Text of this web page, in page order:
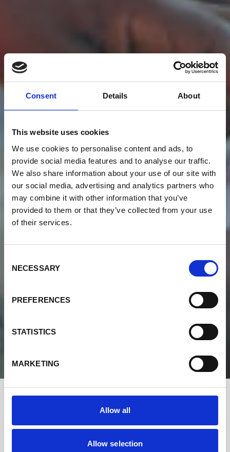
Consent Details About
This website uses cookies
We use cookies to personalise content and ads, to
provide social media features and to analyse our traffic.
We also share information about your use of our site with
our social media, advertising and analytics partners who
may combine it with other information that you’ve
provided to them or that they’ve collected from your use
of their services.
Selection
NECESSARY
PREFERENCES
STATISTICS
MARKETING
Allow all
Allow selection
All Opdracht Voor Diensten